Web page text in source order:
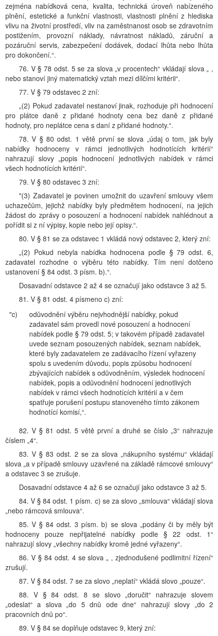
zejména nabídková cena, kvalita, technická úroveň nabízeného
plnění, estetické a funkční vlastnosti, vlastnosti plnění z hlediska
vlivu na životní prostředí, vliv na zaměstnanost osob se zdravotním
postižením, provozní náklady, návratnost nákladů, záruční a
pozáruční servis, zabezpečení dodávek, dodací lhůta nebo lhůta
pro dokončení.“.
76. V § 78 odst. 5 se za slova „v procentech“ vkládají slova „ ,
nebo stanoví jiný matematický vztah mezi dílčími kritérii“.
77. V § 79 odstavec 2 zní:
„(2) Pokud zadavatel nestanoví jinak, rozhoduje při hodnocení
pro plátce daně z přidané hodnoty cena bez daně z přidané
hodnoty, pro neplátce cena s daní z přidané hodnoty.“.
78. V § 80 odst. 1 větě první se slova „údaj o tom, jak byly
nabídky hodnoceny v rámci jednotlivých hodnotících kritérií“
nahrazují slovy „popis hodnocení jednotlivých nabídek v rámci
všech hodnotících kritérií“.
79. V § 80 odstavec 3 zní:
"(3) Zadavatel je povinen umožnit do uzavření smlouvy všem
uchazečům, jejichž nabídky byly předmětem hodnocení, na jejich
žádost do zprávy o posouzení a hodnocení nabídek nahlédnout a
pořídit si z ní výpisy, kopie nebo její opisy.“.
80. V § 81 se za odstavec 1 vkládá nový odstavec 2, který zní:
„(2) Pokud nebyla nabídka hodnocena podle § 79 odst. 6,
zadavatel rozhodne o výběru této nabídky. Tím není dotčeno
ustanovení § 84 odst. 3 písm. b).“.
Dosavadní odstavce 2 až 4 se označují jako odstavce 3 až 5.
81. V § 81 odst. 4 písmeno c) zní:
"c)
odůvodnění výběru nejvhodnější nabídky, pokud
zadavatel sám provedl nové posouzení a hodnocení
nabídek podle § 79 odst. 5; v takovém případě zadavatel
uvede seznam posouzených nabídek, seznam nabídek,
které byly zadavatelem ze zadávacího řízení vyřazeny
spolu s uvedením důvodu, popis způsobu hodnocení
zbývajících nabídek s odůvodněním, výsledek hodnocení
nabídek, popis a odůvodnění hodnocení jednotlivých
nabídek v rámci všech hodnotících kritérií a v čem
spatřuje porušení postupu stanoveného tímto zákonem
hodnotící komisí,“.
82. V § 81 odst. 5 větě první a druhé se číslo „3“ nahrazuje
číslem „4“.
83. V § 83 odst. 2 se za slova „nákupního systému“ vkládají
slova „a v případě smlouvy uzavřené na základě rámcové smlouvy“
a odstavec 3 se zrušuje.
Dosavadní odstavce 4 až 6 se označují jako odstavce 3 až 5.
84. V § 84 odst. 1 písm. c) se za slovo „smlouva“ vkládají slova
„nebo rámcová smlouva“.
85. V § 84 odst. 3 písm. b) se slova „podány či by měly být
hodnoceny pouze nepřijatelné nabídky podle § 22 odst. 1“
nahrazují slovy „všechny nabídky kromě jedné vyřazeny“.
86. V § 84 odst. 4 se slova „ , zjednodušené podlimitní řízení“
zrušují.
87. V § 84 odst. 7 se za slovo „neplatí“ vkládá slovo „pouze“.
88. V § 84 odst. 8 se slovo „doručit“ nahrazuje slovem
„odeslat“ a slova „do 5 dnů ode dne“ nahrazují slovy „do 2
pracovních dnů po“.
89. V § 84 se doplňuje odstavec 9, který zní: